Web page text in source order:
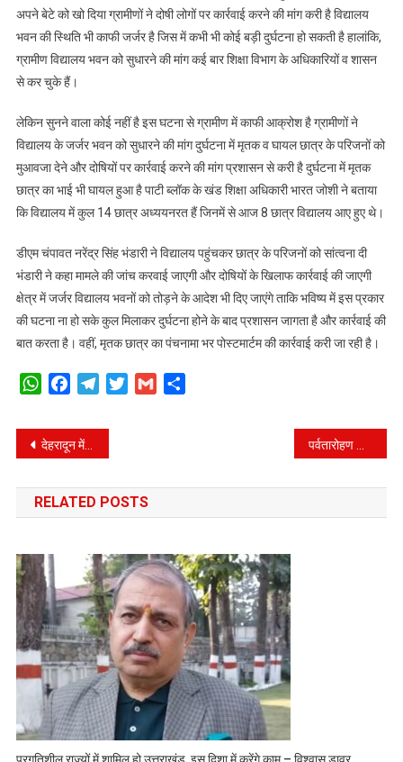
अपने बेटे को खो दिया ग्रामीणों ने दोषी लोगों पर कार्रवाई करने की मांग करी है विद्यालय
भवन की स्थिति भी काफी जर्जर है जिस में कभी भी कोई बड़ी दुर्घटना हो सकती है हालांकि,
ग्रामीण विद्यालय भवन को सुधारने की मांग कई बार शिक्षा विभाग के अधिकारियों व शासन
से कर चुके हैं।
लेकिन सुनने वाला कोई नहीं है इस घटना से ग्रामीण में काफी आक्रोश है ग्रामीणों ने
विद्यालय के जर्जर भवन को सुधारने की मांग दुर्घटना में मृतक व घायल छात्र के परिजनों को
मुआवजा देने और दोषियों पर कार्रवाई करने की मांग प्रशासन से करी है दुर्घटना में मृतक
छात्र का भाई भी घायल हुआ है पाटी ब्लॉक के खंड शिक्षा अधिकारी भारत जोशी ने बताया
कि विद्यालय में कुल 14 छात्र अध्ययनरत हैं जिनमें से आज 8 छात्र विद्यालय आए हुए थे।
डीएम चंपावत नरेंद्र सिंह भंडारी ने विद्यालय पहुंचकर छात्र के परिजनों को सांत्वना दी
भंडारी ने कहा मामले की जांच करवाई जाएगी और दोषियों के खिलाफ कार्रवाई की जाएगी
क्षेत्र में जर्जर विद्यालय भवनों को तोड़ने के आदेश भी दिए जाएंगे ताकि भविष्य में इस प्रकार
की घटना ना हो सके कुल मिलाकर दुर्घटना होने के बाद प्रशासन जागता है और कार्रवाई की
बात करता है। वहीं, मृतक छात्र का पंचनामा भर पोस्टमार्टम की कार्रवाई करी जा रही है।
WhatsAppFacebookTelegramTwitterGmail
Post
navigation
देहरादून में पकड़ी 150 पेटी अवैध शराब, पिछले एक साल से चल रहा था नकली शराब का धंधा
RELATED POSTS
प्रगतिशील राज्यों में शामिल हो उत्तराखंड, इस दिशा में करेंगे काम – विश्वास डावर